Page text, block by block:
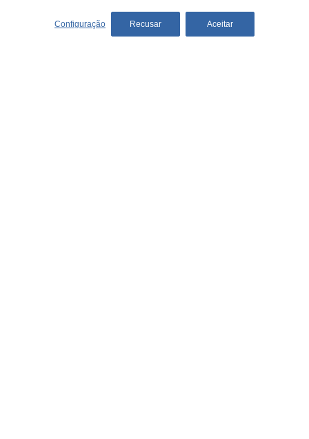
Configuração Recusar Aceitar